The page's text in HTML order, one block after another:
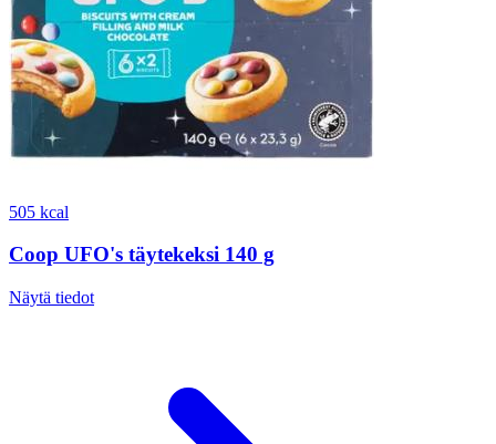
505 kcal
Coop UFO's täytekeksi 140 g
Näytä tiedot